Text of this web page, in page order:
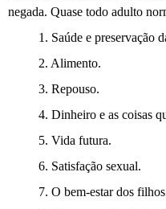
negada. Quase todo adulto
1. Saúde e preservação
2. Alimento.
3. Repouso.
4. Dinheiro e as coisas
5. Vida futura.
6. Satisfação sexual.
7. O bem-estar dos